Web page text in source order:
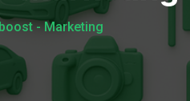
- Marketing